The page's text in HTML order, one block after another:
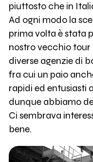
piuttosto che in
Ad ogni modo la
prima volta è stata
nostro vecchio
diverse agenzie di
fra cui un paio
rapidi ed entusiasti
dunque abbiamo
Ci sembrava
bene.